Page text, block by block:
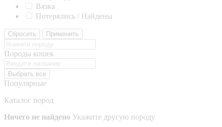
Вязка
Потерялись / Найдены
Сбросить Применить
Породы кошек
Выбрать все
Популярные
Каталог пород
Ничего не найдено Укажите другую породу